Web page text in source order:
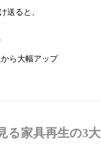
送ると、
ら大幅アップ
る家具再生の3大